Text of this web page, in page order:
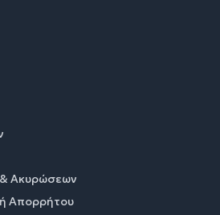
Ακυρώσεων
Απορρήτου